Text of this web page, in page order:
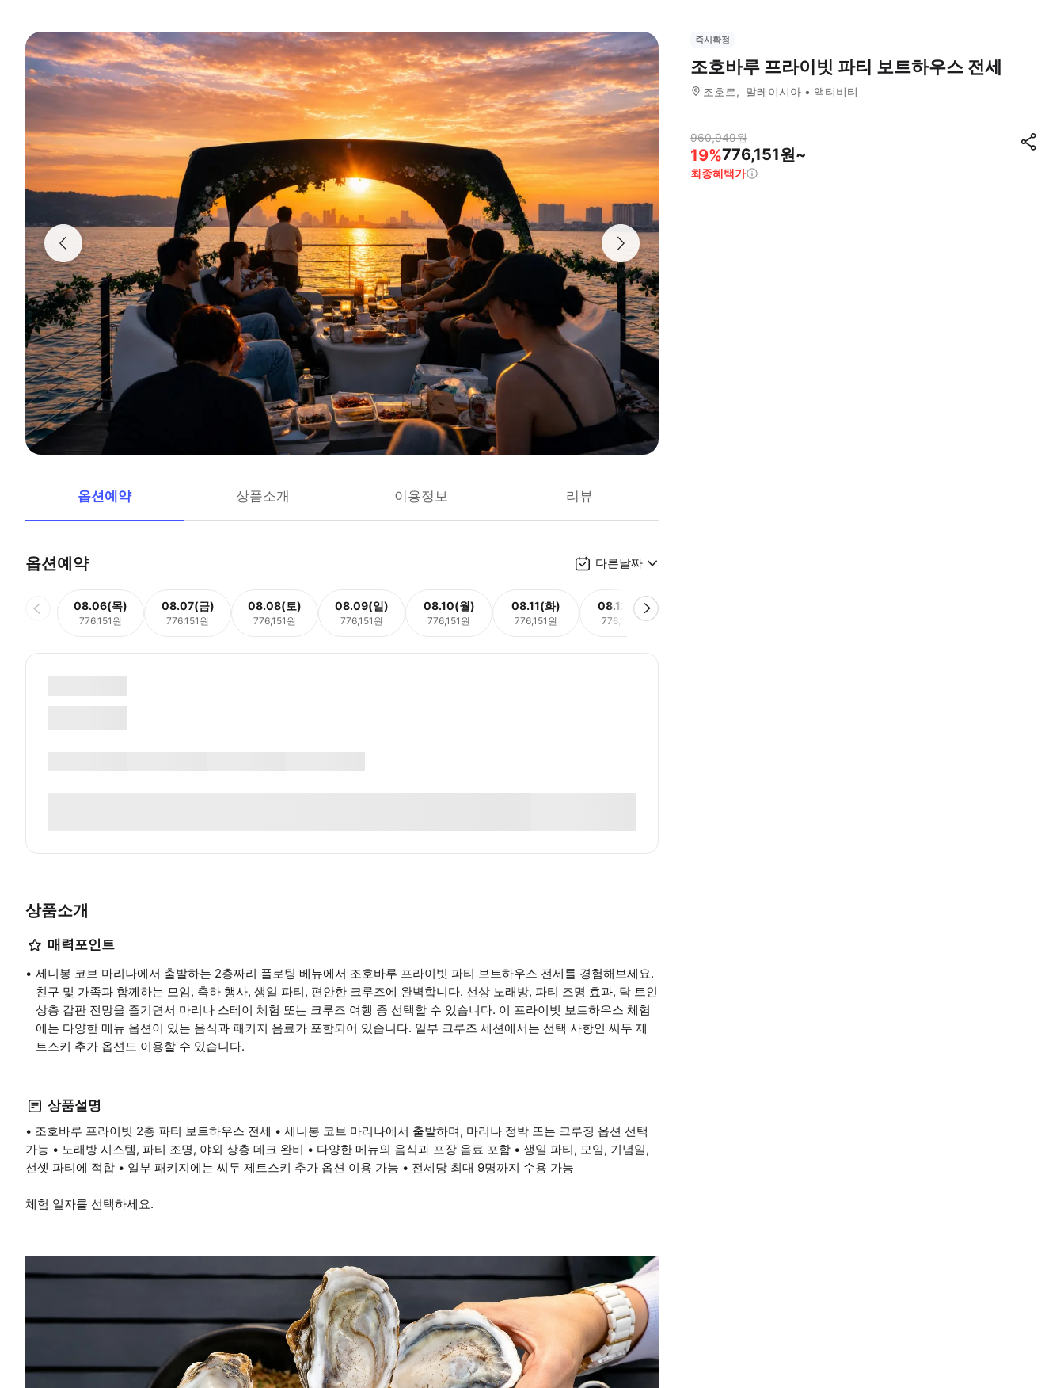
옵션예약 상품소개 이용정보 리뷰
옵션예약 다른날짜
08.06(목)
776,151원
08.07(금)
776,151원
08.08(토)
776,151원
08.09(일)
776,151원
08.10(월)
776,151원
08.11(화)
776,151원
08.12(수)
776,151원
상품소개
매력포인트
세니봉 코브 마리나에서 출발하는 2층짜리 플로팅 베뉴에서 조호바루 프라이빗 파티 보트하우스 전세를 경험해보세요.
친구 및 가족과 함께하는 모임, 축하 행사, 생일 파티, 편안한 크루즈에 완벽합니다. 선상 노래방, 파티 조명 효과, 탁 트인
상층 갑판 전망을 즐기면서 마리나 스테이 체험 또는 크루즈 여행 중 선택할 수 있습니다. 이 프라이빗 보트하우스 체험
에는 다양한 메뉴 옵션이 있는 음식과 패키지 음료가 포함되어 있습니다. 일부 크루즈 세션에서는 선택 사항인 씨두 제
트스키 추가 옵션도 이용할 수 있습니다.
상품설명
• 조호바루 프라이빗 2층 파티 보트하우스 전세 • 세니봉 코브 마리나에서 출발하며, 마리나 정박 또는 크루징 옵션 선택
가능 • 노래방 시스템, 파티 조명, 야외 상층 데크 완비 • 다양한 메뉴의 음식과 포장 음료 포함 • 생일 파티, 모임, 기념일,
선셋 파티에 적합 • 일부 패키지에는 씨두 제트스키 추가 옵션 이용 가능 • 전세당 최대 9명까지 수용 가능
체험 일자를 선택하세요.
즉시확정
조호바루 프라이빗 파티 보트하우스 전세
조호르 말레이시아 액티비티
960,949원
19%776,151원~
최종혜택가